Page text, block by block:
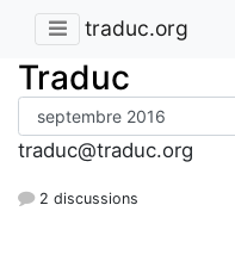
traduc.org
Traduc
traduc@traduc.org
2 discussions